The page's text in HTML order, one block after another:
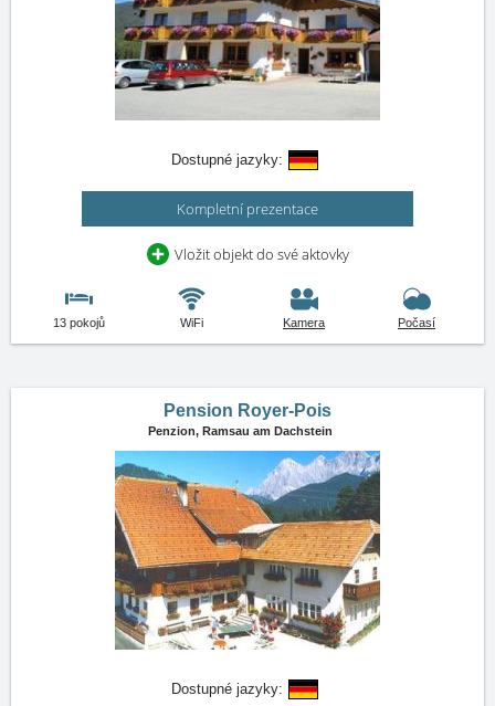
Dostupné jazyky:
Kompletní prezentace
Vložit objekt do své aktovky
13 pokojů WiFi Kamera Počasí
Pension Royer-Pois
Penzion, Ramsau am Dachstein
Dostupné jazyky: